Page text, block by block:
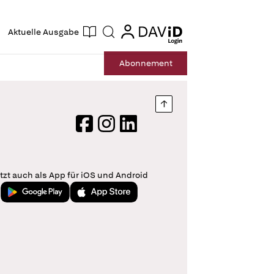
Aktuelle Ausgabe Suche login
login
Abonnement
Nach oben springen
FacebookInstagram
LinkedIn
auch als App für iOS und Android
Jetzt bei Google PlayLaden im App Store